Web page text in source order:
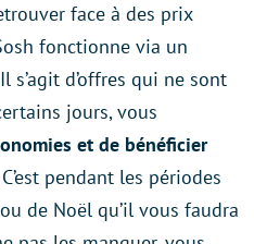
face à des prix
fonctionne via un
s’agit d’offres qui ne sont
jours, vous
et de bénéficier
C’est pendant les périodes
de Noël qu’il vous faudra